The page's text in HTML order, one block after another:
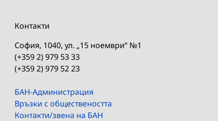
Контакти
София, 1040, ул. „15 ноември“ №1
(+359 2) 979 53 33
(+359 2) 979 52 23
БАН-Администрация
Връзки с обществеността
Контакти/звена на БАН